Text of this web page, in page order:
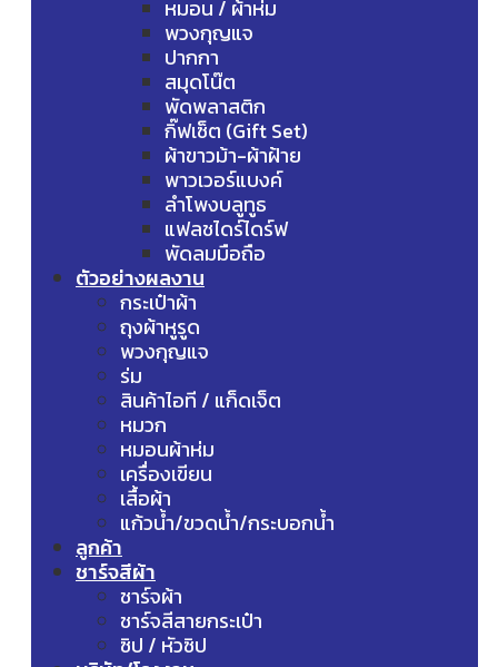
หมอน / ผ้าห่ม
พวงกุญแจ
ปากกา
สมุดโน๊ต
พัดพลาสติก
กิ๊ฟเซ็ต (Gift Set)
ผ้าขาวม้า-ผ้าฝ้าย
พาวเวอร์แบงค์
ลำโพงบลูทูธ
แฟลชไดร์ไดร์ฟ
พัดลมมือถือ
ตัวอย่างผลงาน
กระเป๋าผ้า
ถุงผ้าหูรูด
พวงกุญแจ
ร่ม
สินค้าไอที / แก็ดเจ็ต
หมวก
หมอนผ้าห่ม
เครื่องเขียน
เสื้อผ้า
แก้วน้ำ/ขวดน้ำ/กระบอกน้ำ
ลูกค้า
ชาร์จสีผ้า
ชาร์จผ้า
ชาร์จสีสายกระเป๋า
ซิป / หัวซิป